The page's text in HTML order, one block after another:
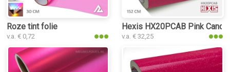
Roze tint folie
v.a. € 0,72
Hexis HX20PCAB Pink
v.a. € 32,25